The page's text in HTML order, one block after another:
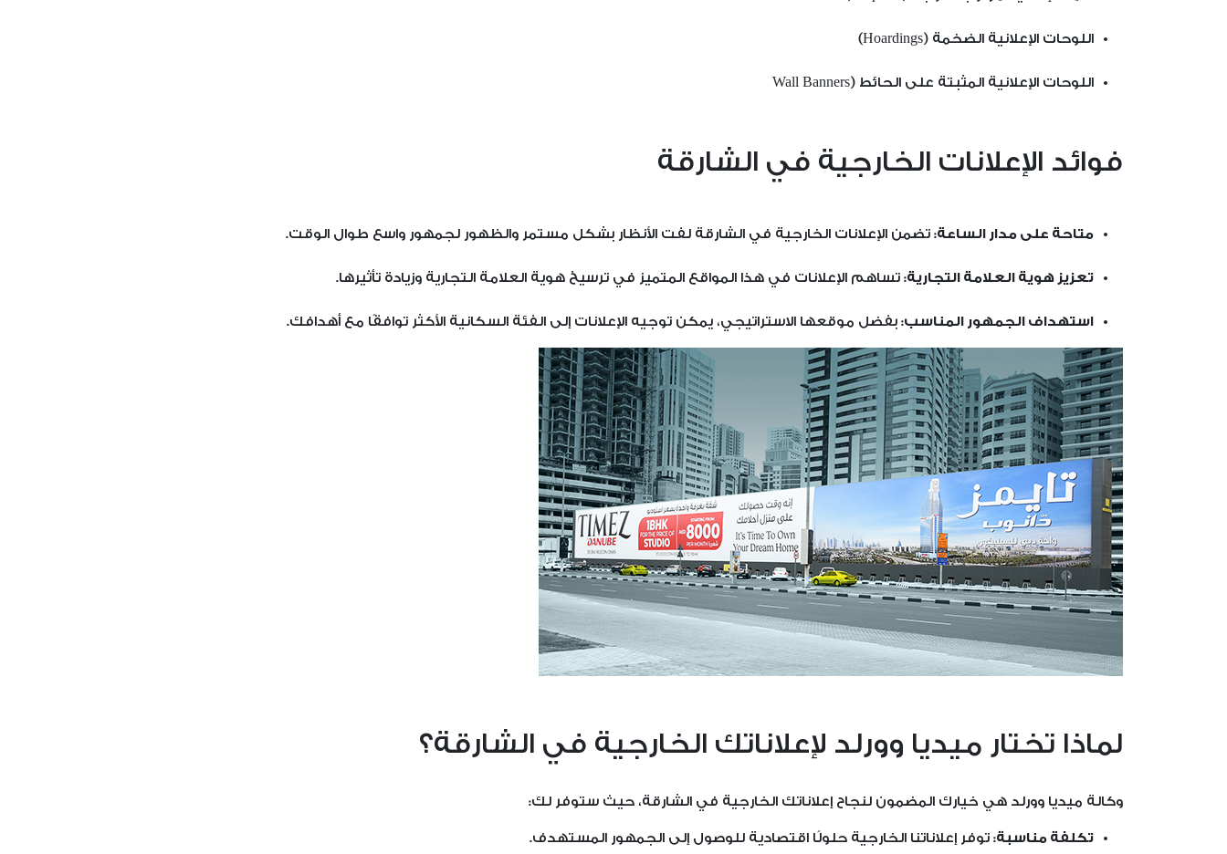
اللوحات الإعلانية الضخمة (Hoardings)
اللوحات الإعلانية المثبتة على الحائط (Wall Banners
فوائد الإعلانات الخارجية في الشارقة
متاحة على مدار الساعة: تضمن الإعلانات الخارجية في الشارقة لفت الأنظار بشكل مستمر والظهور لجمهور واسع طوال الوقت.
تعزيز هوية العلامة التجارية: تساهم الإعلانات في هذا المواقع المتميز في ترسيخ هوية العلامة التجارية وزيادة تأثيرها.
استهداف الجمهور المناسب: بفضل موقعها الاستراتيجي، يمكن توجيه الإعلانات إلى الفئة السكانية الأكثر توافقًا مع أهدافك.
لماذا تختار ميديا وورلد لإعلاناتك الخارجية في الشارقة؟
وكالة ميديا وورلد هي خيارك المضمون لنجاح إعلاناتك الخارجية في الشارقة، حيث ستوفر لك:
تكلفة مناسبة: توفر إعلاناتنا الخارجية حلولًا اقتصادية للوصول إلى الجمهور المستهدف.